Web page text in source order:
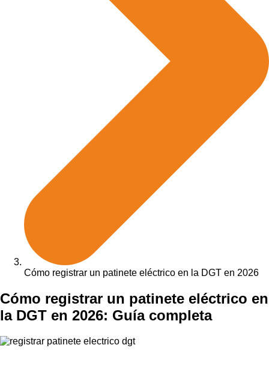
Cómo registrar un patinete eléctrico en la DGT en 2026
Cómo registrar un patinete eléctrico en
la DGT en 2026: Guía completa